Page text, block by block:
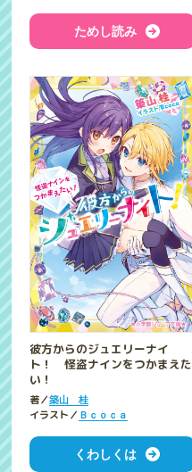
ためし読み
彼方からのジュエリーナイ
ト！ 怪盗ナインをつかまえた
い！
著／築山 桂
イラスト／ Ｂｃｏｃａ
くわしくは